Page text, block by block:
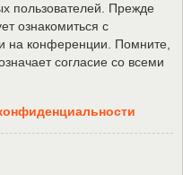
пользователей. Прежде
ознакомиться с
на конференции. Помните,
согласие со всеми